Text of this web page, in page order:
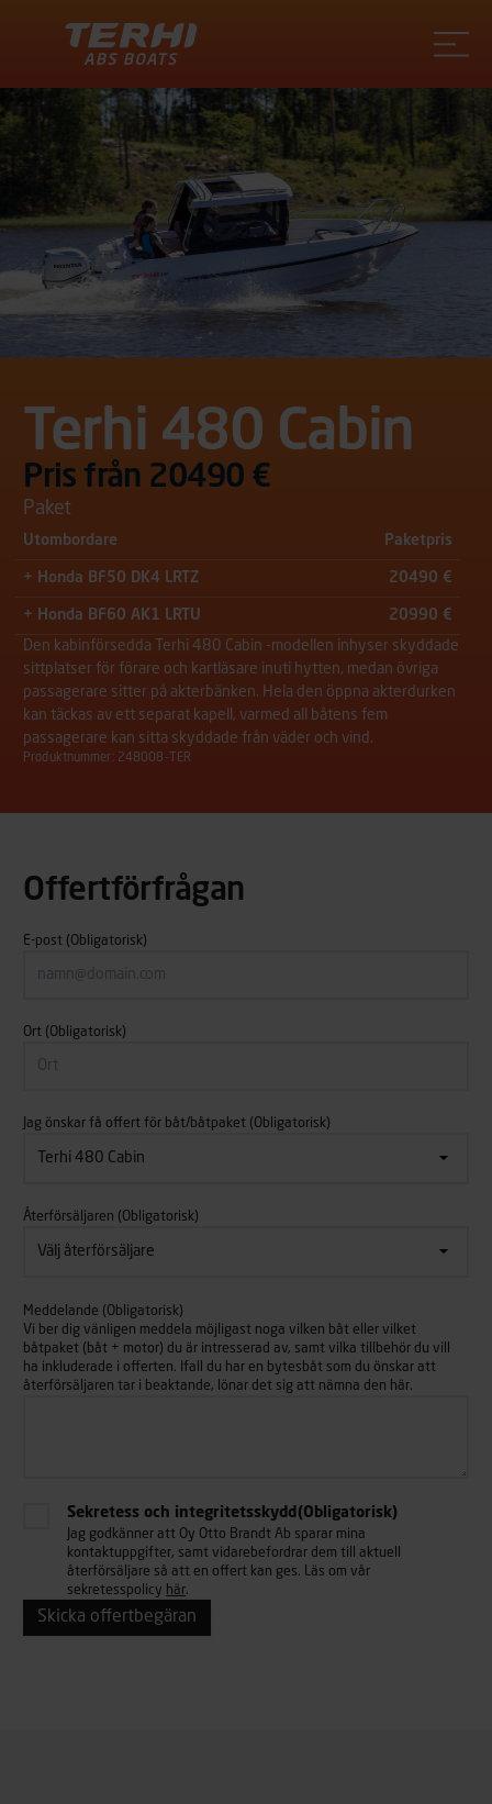
Terhi 480 Cabin
Pris från 20490 €
Paket
Utombordare Paketpris
+ Honda BF50 DK4 LRTZ 20490 €
+ Honda BF60 AK1 LRTU
20990 €
Den kabinförsedda Terhi 480 Cabin -modellen inhyser skyddade
sittplatser för förare och kartläsare inuti hytten, medan övriga
passagerare sitter på akterbänken. Hela den öppna akterdurken
kan täckas av ett separat kapell, varmed all båtens fem
passagerare kan sitta skyddade från väder och vind.
Produktnummer: 248008-TER
Offertförfrågan
E-post (Obligatorisk)
Ort (Obligatorisk)
Jag önskar få offert för båt/båtpaket (Obligatorisk)
Återförsäljaren (Obligatorisk)
Meddelande (Obligatorisk)
Vi ber dig vänligen meddela möjligast noga vilken båt eller vilket
båtpaket (båt + motor) du är intresserad av, samt vilka tillbehör du vill
ha inkluderade i offerten. Ifall du har en bytesbåt som du önskar att
återförsäljaren tar i beaktande, lönar det sig att nämna den här.
Sekretess och integritetsskydd (Obligatorisk)
Jag godkänner att Oy Otto Brandt Ab sparar mina
kontaktuppgifter, samt vidarebefordrar dem till aktuell
återförsäljare så att en offert kan ges. Läs om vår
sekretesspolicy här.